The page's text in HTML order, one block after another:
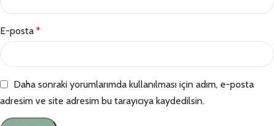
E-posta *
Daha sonraki yorumlarımda kullanılması için adım, e-posta
adresim ve site adresim bu tarayıcıya kaydedilsin.